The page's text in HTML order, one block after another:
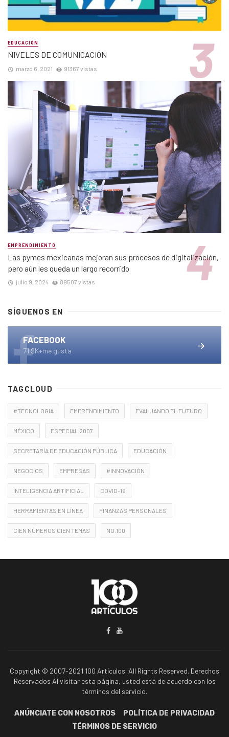
EDUCACIÓN
NIVELES DE COMUNICACIÓN
marzo 6, 2021 91367 vistas
EMPRENDIMIENTO
Las pymes mexicanas mejoran sus procesos de digitalización,
pero aún les queda un largo recorrido
julio 9, 2024 89507 vistas
SÍGUENOS EN
FACEBOOK
71.9K+me gusta
TAGCLOUD
#TECNOLOGIA EMPRENDIMIENTO EVALUANDO EL FUTURO
MÉXICO ESPECIAL 2007
SECRETARÍA DE EDUCACIÓN PÚBLICA EDUCACIÓN
NEGOCIOS EMPRESAS #INNOVACIÓN
INTELIGENCIA ARTIFICIAL COVID-19
HERRAMIENTAS EN LÍNEA FINANZAS PERSONALES
CIEN NÚMEROS CIEN TEMAS NO.100
Copyright © 2007-2021 100 Artículos. All Rights Reserved. Derechos
Reservados Al visitar esta página, usted está de acuerdo con los
términos del servicio.
ANÚNCIATE CON NOSOTROS
POLÍTICA DE PRIVACIDAD
TÉRMINOS DE SERVICIO